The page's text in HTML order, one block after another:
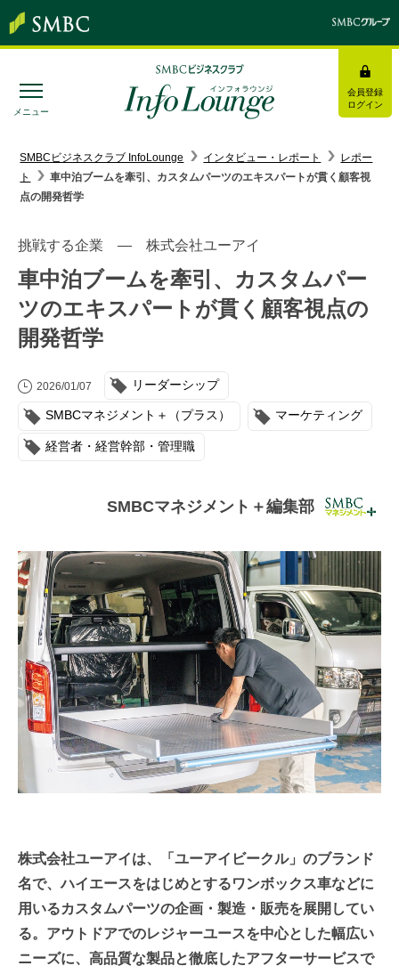
メニュー
会員登録
ログイン
みんなの研修
トピックス＆インフォメーション
お役立ち情報
インタビュー・レポート
連載・コラム
イベント・セミナー
InfoLoungeとは
利用規約
プライバシーポリシー
本サイトのご利用にあたって
お問い合わせ
SMBCビジネスクラブ InfoLounge インタビュー・レポート
レポー
ト
車中泊ブームを牽引、カスタムパーツのエキスパートが貫く顧客視
点の開発哲学
挑戦する企業 ― 株式会社ユーアイ
車中泊ブームを牽引、カスタムパー
ツのエキスパートが貫く顧客視点の
開発哲学
2026/01/07 リーダーシップ
SMBCマネジメント＋（プラス） マーケティング
経営者・経営幹部・管理職
SMBCマネジメント＋編集部
株式会社ユーアイは、「ユーアイビークル」のブランド
名で、ハイエースをはじめとするワンボックス車などに
用いるカスタムパーツの企画・製造・販売を展開してい
る。アウトドアでのレジャーユースを中心とした幅広い
ニーズに、高品質な製品と徹底したアフターサービスで